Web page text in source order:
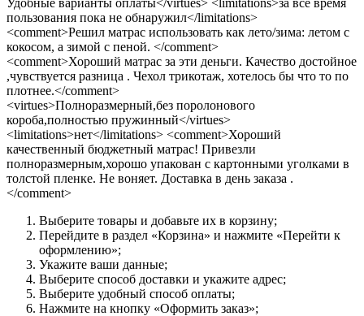
пользования пока не обнаружил</limitations>
<comment>Решил матрас использовать как лето/зима: летом с
кокосом, а зимой с пеной. </comment>
<comment>Хороший матрас за эти деньги. Качество достойное
,чувствуется разница . Чехол трикотаж, хотелось бы что то по
плотнее.</comment>
<virtues>Полноразмерный,без поролонового
короба,полностью пружинный</virtues>
<limitations>нет</limitations> <comment>Хороший
качественный бюджетный матрас! Привезли
полноразмерным,хорошо упакован с картонными уголками в
толстой пленке. Не воняет. Доставка в день заказа .
</comment>
Выберите товары и добавьте их в корзину;
Перейдите в раздел «Корзина» и нажмите «Перейти к
оформлению»;
Укажите ваши данные;
Выберите способ доставки и укажите адрес;
Выберите удобный способ оплаты;
Нажмите на кнопку «Оформить заказ»;